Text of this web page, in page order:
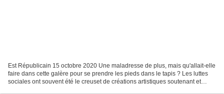
Est Républicain 15 octobre 2020 Une maladresse de plus, mais qu'allait-elle
faire dans cette galère pour se prendre les pieds dans le tapis ? Les luttes
sociales ont souvent été le creuset de créations artistiques soutenant et